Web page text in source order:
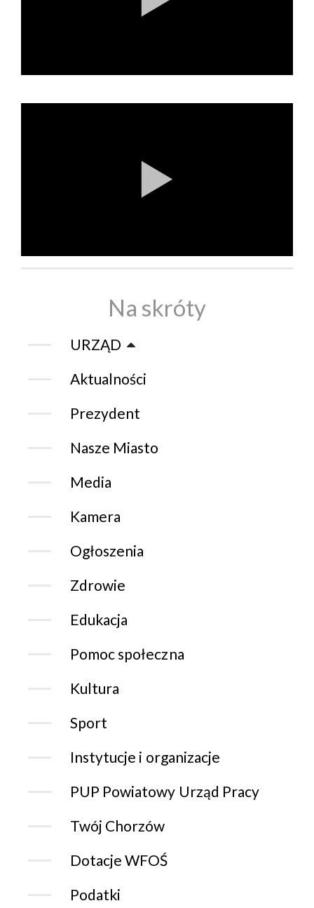
Na skróty
URZĄD
Aktualności
Prezydent
Nasze Miasto
Media
Kamera
Ogłoszenia
Zdrowie
Edukacja
Pomoc społeczna
Kultura
Sport
Instytucje i organizacje
PUP Powiatowy Urząd Pracy
Twój Chorzów
Dotacje WFOŚ
Podatki